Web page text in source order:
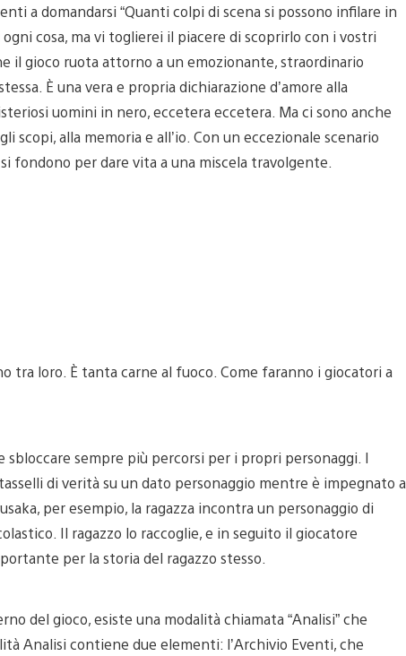
a domandarsi “Quanti colpi di scena si possono infilare in
cosa, ma vi toglierei il piacere di scoprirlo con i vostri
il gioco ruota attorno a un emozionante, straordinario
È una vera e propria dichiarazione d’amore alla
uomini in nero, eccetera eccetera. Ma ci sono anche
scopi, alla memoria e all’io. Con un eccezionale scenario
fondono per dare vita a una miscela travolgente.
tra loro. È tanta carne al fuoco. Come faranno i giocatori a
sbloccare sempre più percorsi per i propri personaggi. I
di verità su un dato personaggio mentre è impegnato a
per esempio, la ragazza incontra un personaggio di
Il ragazzo lo raccoglie, e in seguito il giocatore
per la storia del ragazzo stesso.
del gioco, esiste una modalità chiamata “Analisi” che
Analisi contiene due elementi: l’Archivio Eventi, che